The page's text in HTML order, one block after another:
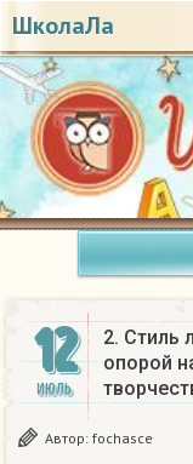
ШколаЛа
12
ИЮЛЬ
2. Стиль
опорой
Автор: fochasce